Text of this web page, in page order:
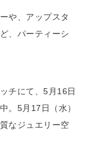
や、アップスタ
、パーティーシ
チにて、5月16日
。5月17日（水）
なジュエリー空